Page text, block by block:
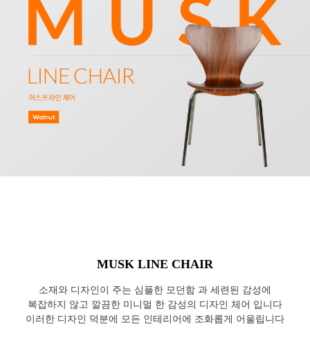
MUSK LINE CHAIR
소재와 디자인이 주는 심플한 모던함 과 세련된 감성에
복잡하지 않고 깔끔한 미니멀 한 감성의 디자인 체어 입니다
이러한 디자인 덕분에 모든 인테리어에 조화롭게 어울립니다